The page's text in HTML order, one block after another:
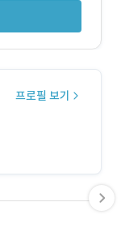
프로필 보기